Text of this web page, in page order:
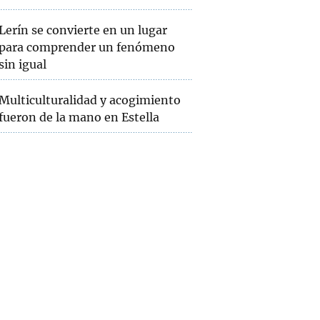
se convierte en un lugar
comprender un fenómeno
igual
y acogimiento
de la mano en Estella